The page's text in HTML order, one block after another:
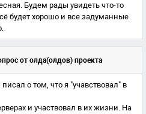
Будем рады увидеть что-то
будет хорошо и все задуманные
от олда(олдов) проекта
о том, что я "учавствовал" в
и участвовал в их жизни. На